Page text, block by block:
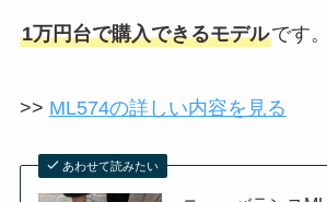
1万円台で購入できるモデルです。
>> ML574の詳しい内容を見る
あわせて読みたい